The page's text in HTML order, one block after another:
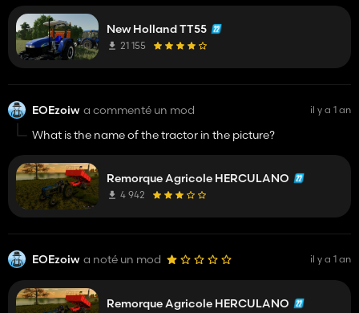
New Holland TT55
21 155
EOEzoiw a commenté un mod il y a 1 an
What is the name of the tractor in the picture?
Remorque Agricole HERCULANO
4 942
EOEzoiw a noté un mod il y a 1 an
Remorque Agricole HERCULANO